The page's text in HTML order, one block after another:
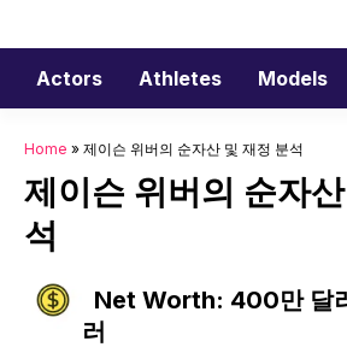
to
contentActors Athletes Models
Home » 제이슨 위버의 순자산 및 재정 분석
제이슨 위버의 순자
석
Net Worth: 400만 달
러